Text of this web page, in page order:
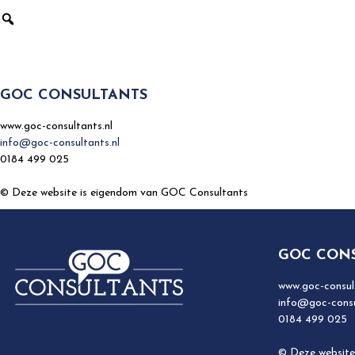
GOC CONSULTANTS
www.goc-consultants.nl
info@goc-consultants.nl
0184 499 025
© Deze website is eigendom van GOC Consultants
GOC
www.goc-
info@goc-
0184 499 025